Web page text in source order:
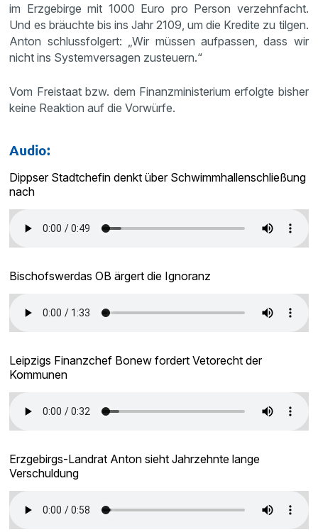
im Erzgebirge mit 1000 Euro pro Person verzehnfacht.
Und es bräuchte bis ins Jahr 2109, um die Kredite zu tilgen.
Anton schlussfolgert: „Wir müssen aufpassen, dass wir
nicht ins Systemversagen zusteuern.“
Vom Freistaat bzw. dem Finanzministerium erfolgte bisher
keine Reaktion auf die Vorwürfe.
Audio:
Dippser Stadtchefin denkt über Schwimmhallenschließung
nach
Bischofswerdas OB ärgert die Ignoranz
Leipzigs Finanzchef Bonew fordert Vetorecht der
Kommunen
Erzgebirgs-Landrat Anton sieht Jahrzehnte lange
Verschuldung